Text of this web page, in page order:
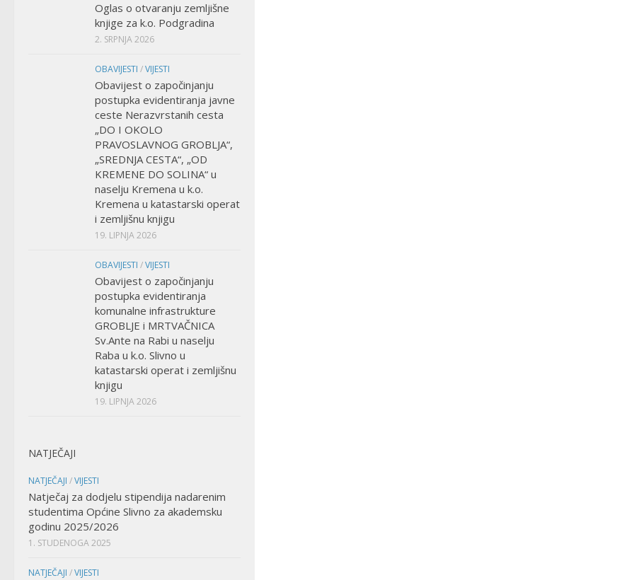
Oglas o otvaranju zemljišne
knjige za k.o. Podgradina
2. SRPNJA 2026
OBAVIJESTI /VIJESTI
Obavijest o započinjanju
postupka evidentiranja javne
ceste Nerazvrstanih cesta
„DO I OKOLO
PRAVOSLAVNOG GROBLJA“,
„SREDNJA CESTA“, „OD
KREMENE DO SOLINA“ u
naselju Kremena u k.o.
Kremena u katastarski operat
i zemljišnu knjigu
19. LIPNJA 2026
OBAVIJESTI /VIJESTI
Obavijest o započinjanju
postupka evidentiranja
komunalne infrastrukture
GROBLJE i MRTVAČNICA
Sv.Ante na Rabi u naselju
Raba u k.o. Slivno u
katastarski operat i zemljišnu
knjigu
19. LIPNJA 2026
NATJEČAJI
NATJEČAJI /VIJESTI
Natječaj za dodjelu stipendija nadarenim
studentima Općine Slivno za akademsku
godinu 2025/2026
1. STUDENOGA 2025
NATJEČAJI /VIJESTI